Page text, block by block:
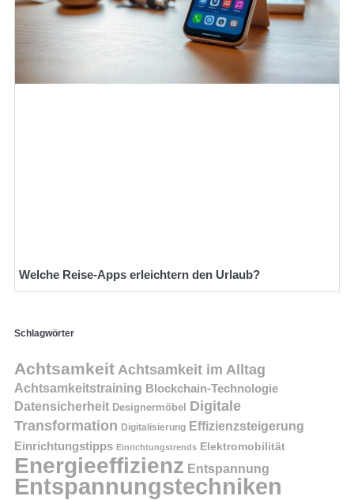
Welche Reise-Apps erleichtern den Urlaub?
Schlagwörter
Achtsamkeit Achtsamkeit im Alltag
Achtsamkeitstraining Blockchain-Technologie
Datensicherheit Designermöbel
Digitale
Transformation Digitalisierung Effizienzsteigerung
Einrichtungstipps Einrichtungstrends Elektromobilität
Energieeffizienz Entspannung
Entspannungstechniken